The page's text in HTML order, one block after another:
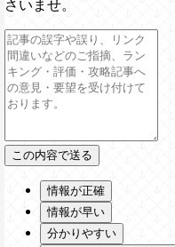
さいませ。
情報が正確
情報が早い
分かりやすい